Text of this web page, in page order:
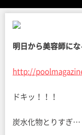
明日から美容師にな
http://
ドキッ！！！
炭水化物とりすぎ…